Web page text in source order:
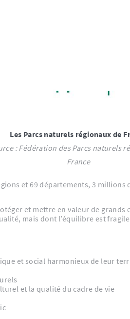
Les Parcs naturels régionaux de
: Fédération des Parcs naturels
France
et 69 départements, 3
et mettre en valeur de grands
mais dont l’équilibre est fragile
et social harmonieux de leur
et la qualité du cadre de vie